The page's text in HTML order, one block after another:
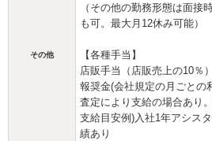
その他
（その他の勤務形態は面接
も可。最大月12休み可能）
【各種手当】
店販手当（店販売上の10％）
報奨金(会社規定の月ごとの
査定により支給の場合あり
支給目安例)入社1年アシス
績あり